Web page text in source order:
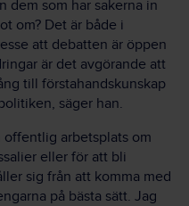
dem som har sakerna in
om? Det är både i
att debatten är öppen
är det avgörande att
till förstahandskunskap
säger han.
offentlig arbetsplats om
eller för att bli
sig från att komma med
på bästa sätt. Jag